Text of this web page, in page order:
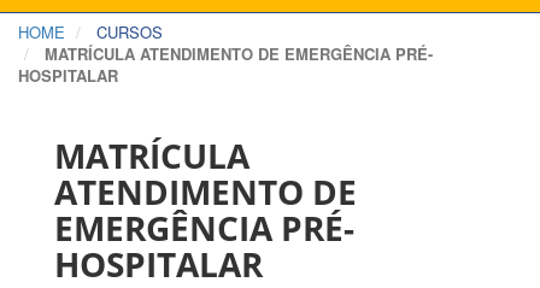
HOME
CURSOS
MATRÍCULA ATENDIMENTO DE EMERGÊNCIA PRÉ-
HOSPITALAR
MATRÍCULA
ATENDIMENTO DE
EMERGÊNCIA PRÉ-
HOSPITALAR